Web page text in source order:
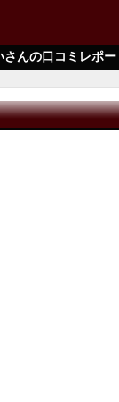
んの口コミレポー